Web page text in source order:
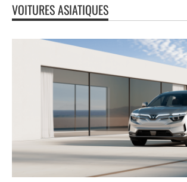
VOITURES ASIATIQUES